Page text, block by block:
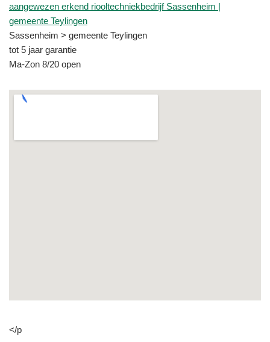
aangewezen erkend riooltechniekbedrijf Sassenheim |
gemeente Teylingen
Sassenheim > gemeente Teylingen
tot 5 jaar garantie
Ma-Zon 8/20 open
</p